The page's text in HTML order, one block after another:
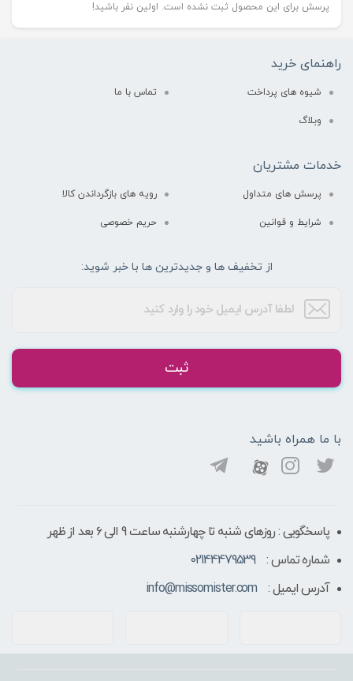
پرسش برای این محصول ثبت نشده است. اولین نفر باشید!
راهنمای خرید
شیوه های پرداخت تماس با ما
وبلاگ
خدمات مشتریان
پرسش های متداول رویه های بازگرداندن کالا
شرایط و قوانین حریم خصوصی
از تخفیف ها و جدیدترین ها با خبر شوید:
ثبت
با ما همراه باشید
پاسخگویی : روزهای شنبه تا چهارشنبه ساعت 9 الی ۶ بعد از ظهر
شماره تماس :
02144479539
آدرس ایمیل :
info@missomister.com